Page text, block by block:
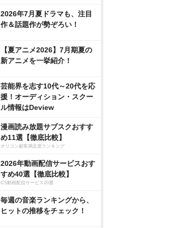
2026年7月夏ドラマも、注目
作＆話題作が勢ぞろい！
【夏アニメ2026】7月期夏の
新アニメを一挙紹介！
芸能界を志す10代～20代を応
援！オーディション・スクー
ル情報はDeview
漫画読み放題サブスクおすす
め11選【徹底比較】
オリコン顧客満足度ランキング
2026年動画配信サービスおす
すめ40選【徹底比較】
CS動画配信サービス20選
毎週の音楽ランキングから、
ヒットの推移をチェック！